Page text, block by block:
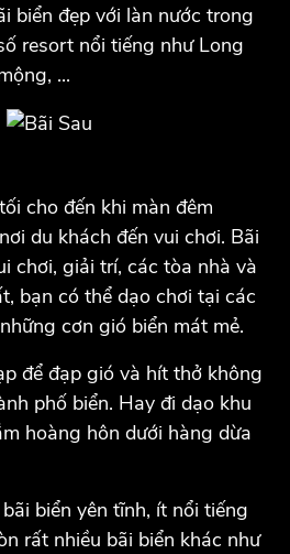
biển đẹp với làn nước trong
resort nổi tiếng như Long
...
cho đến khi màn đêm
du khách đến vui chơi. Bãi
chơi, giải trí, các tòa nhà và
bạn có thể dạo chơi tại các
cơn gió biển mát mẻ.
để đạp gió và hít thở không
phố biển. Hay đi dạo khu
hoàng hôn dưới hàng dừa
biển yên tĩnh, ít nổi tiếng
rất nhiều bãi biển khác như